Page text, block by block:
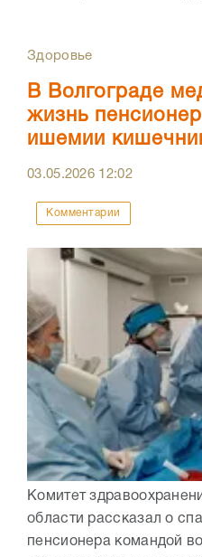
Здоровье
В Волгограде
жизнь
ишемии
03.05.2026 12:02
Комментарии
Комитет
области рассказал о
пенсионера командой